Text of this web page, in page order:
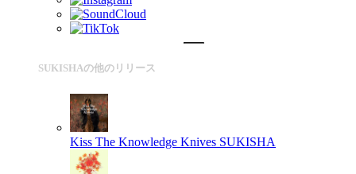
SUKISHAの他のリリース
Kiss The Knowledge Knives SUKISHA